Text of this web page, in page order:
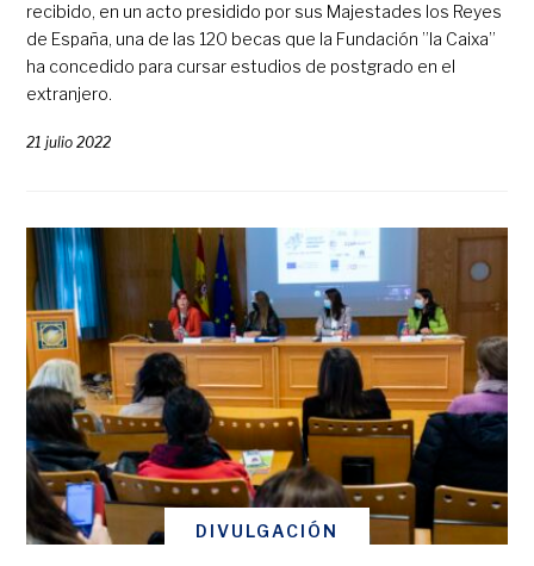
recibido, en un acto presidido por sus Majestades los Reyes
de España, una de las 120 becas que la Fundación ”la Caixa”
ha concedido para cursar estudios de postgrado en el
extranjero.
21 julio 2022
DIVULGACIÓN